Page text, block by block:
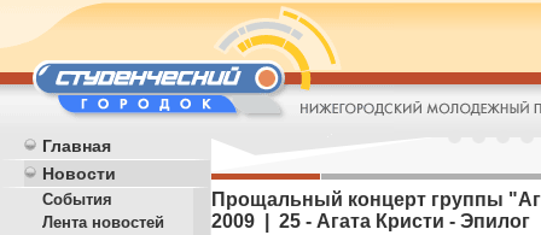
Главная
Новости
События
Лента новостей
Прощальный концерт группы
2009 | 25 - Агата Кристи - Эпилог